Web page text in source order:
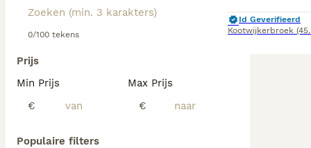
0/100 tekens
Prijs
Min Prijs
€
Max Prijs
€
Populaire filters
Id Geverifieerd
Kootwijkerbroek